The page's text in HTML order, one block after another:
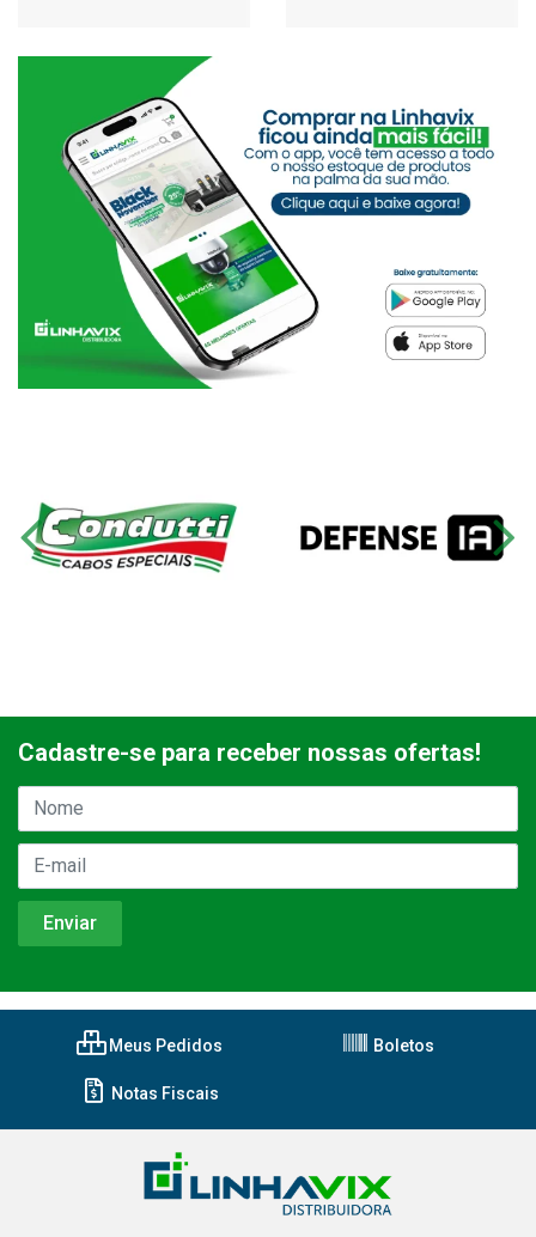
Cadastre-se para receber nossas ofertas!
Meus Pedidos Boletos
Notas Fiscais